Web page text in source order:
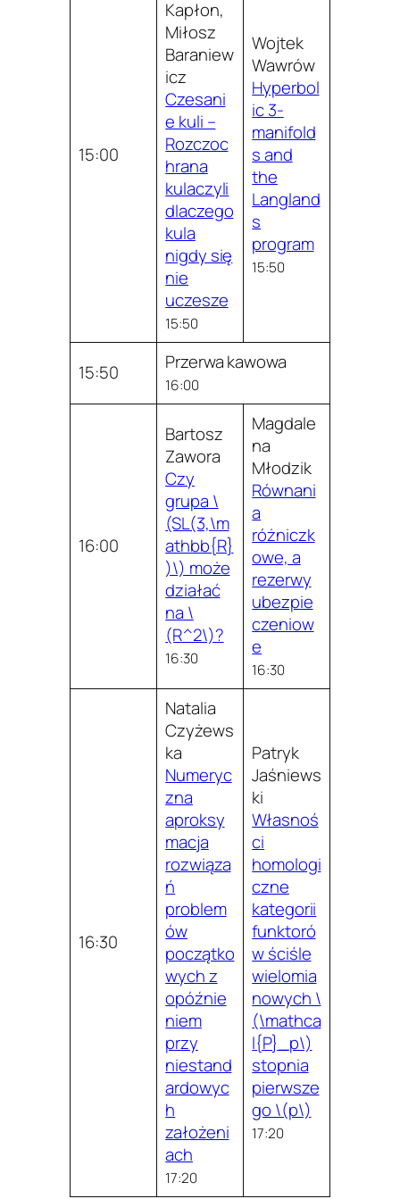
15:00
Kapłon,
Miłosz
Baraniew
icz
Czesani
e kuli –
Rozczoc
hrana
kulaczyli
dlaczego
kula
nigdy się
nie
uczesze
15:50
Wojtek
Wawrów
Hyperbol
ic 3-
manifold
s and
the
Langland
s
program
15:50
15:50 Przerwa kawowa
16:00
16:00
Bartosz
Zawora
Czy
grupa \
(SL(3,\m
athbb{R}
)\) może
działać
na \
(R^2\)?
16:30
Magdale
na
Młodzik
Równani
a
różniczk
owe, a
rezerwy
ubezpie
czeniow
e
16:30
16:30
Natalia
Czyżews
ka
Numeryc
zna
aproksy
macja
rozwiąza
ń
problem
ów
początko
wych z
opóźnie
niem
przy
niestand
ardowyc
h
założeni
ach
17:20
Patryk
Jaśniews
ki
Własnoś
ci
homologi
czne
kategorii
funktoró
w ściśle
wielomia
nowych \
(\mathca
l{P}_p\)
stopnia
pierwsze
go \(p\)
17:20